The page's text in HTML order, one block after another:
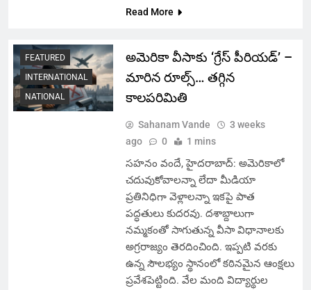
Read More
FEATURED
INTERNATIONAL
NATIONAL
అమెరికా వీసాకు ‘గ్రేస్ పీరియడ్’ –
మారిన రూల్స్… తగ్గిన
కాలపరిమితి
Sahanam Vande
3 weeks
ago
0 1 mins
సహనం వందే, హైదరాబాద్: అమెరికాలో
చదువుకోవాలన్నా లేదా మీడియా
ప్రతినిధిగా వెళ్లాలన్నా ఇకపై పాత
పద్ధతులు కుదరవు. దశాబ్దాలుగా
నమ్మకంతో సాగుతున్న వీసా విధానాలకు
అగ్రరాజ్యం తెరదించింది. ఇప్పటి వరకు
ఉన్న సౌలభ్యం స్థానంలో కఠినమైన ఆంక్షలు
ప్రవేశపెట్టింది. వేల మంది విద్యార్థుల